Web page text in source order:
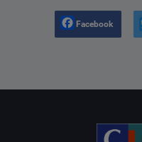
Facebook